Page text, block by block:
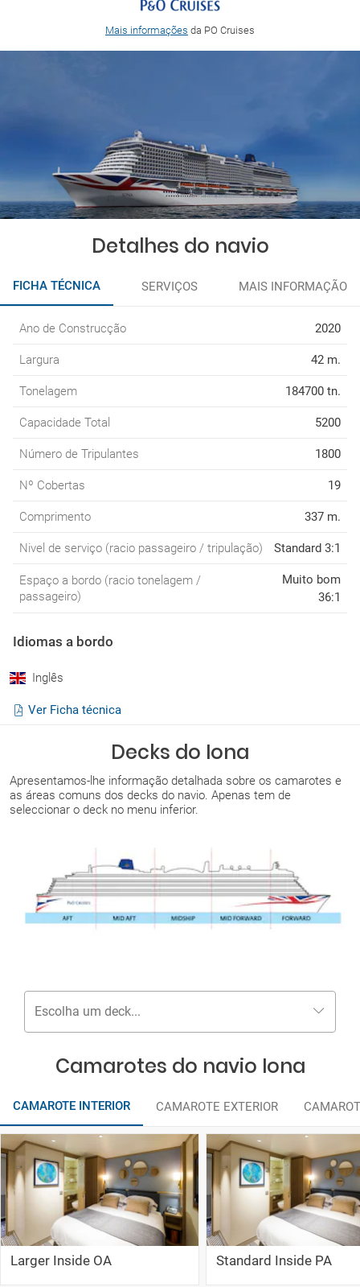
Mais informações da PO Cruises
Detalhes do navio
FICHA TÉCNICA SERVIÇOS MAIS INFORMAÇÃO
Ano de Construcção 2020
Largura 42 m.
Tonelagem 184700 tn.
Capacidade Total 5200
Número de Tripulantes 1800
Nº Cobertas 19
Comprimento 337 m.
Nivel de serviço (racio passageiro / tripulação) Standard 3:1
Espaço a bordo (racio tonelagem /
passageiro)
Muito bom
36:1
Idiomas a bordo
Inglês
Ver Ficha técnica
Decks do Iona
Apresentamos-lhe informação detalhada sobre os camarotes e
as áreas comuns dos decks do navio. Apenas tem de
seleccionar o deck no menu inferior.
Escolha um deck...
Camarotes do navio Iona
CAMAROTE INTERIOR CAMAROTE EXTERIOR
Larger Inside OA Standard Inside PA